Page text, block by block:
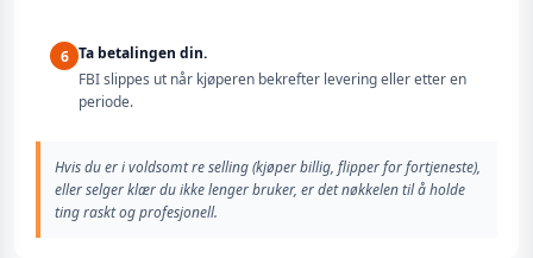
6 Ta betalingen din.
FBI slippes ut når kjøperen bekrefter levering eller etter en
periode.
Hvis du er i voldsomt re selling (kjøper billig, flipper for fortjeneste),
eller selger klær du ikke lenger bruker, er det nøkkelen til å holde
ting raskt og profesjonell.